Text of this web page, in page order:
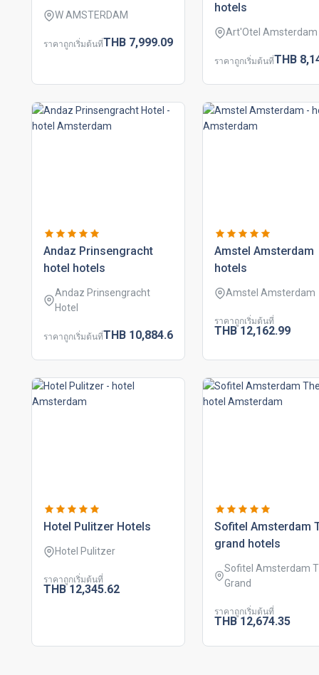
W AMSTERDAM
ราคาถูกเริ่มต้นที่THB 7,999.09
hotels
Art'Otel Amsterdam
ราคาถูกเริ่มต้นที่THB
andaz prinsengracht
hotel hotels
Andaz Prinsengracht
Hotel
ราคาถูกเริ่มต้นที่THB 10,884.6
amstel amsterdam
hotels
Amstel Amsterdam
ราคาถูกเริ่มต้นที่
THB12,162.99
hotel pulitzer hotels
Hotel Pulitzer
ราคาถูกเริ่มต้นที่
THB12,345.62
sofitel amsterdam
grand hotels
Sofitel Amsterdam
Grand
ราคาถูกเริ่มต้นที่
THB12,674.35